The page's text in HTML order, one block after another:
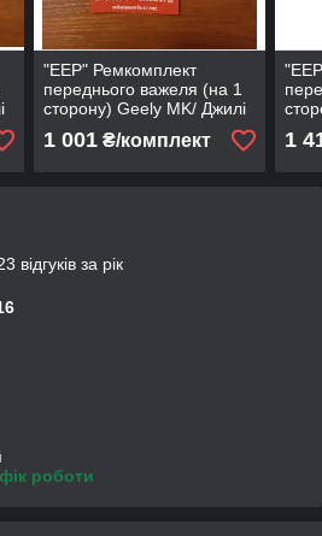
"EEP" Ремкомплект
переднього важеля (на 1
сторону) Geely MK/ Джилі
МК
1 001₴/комплект
МК
1
відгуків за рік
роботи